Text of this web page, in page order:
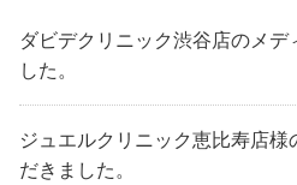
ダビデクリニック渋谷店のメデ
した。
ジュエルクリニック恵比寿店様
だきました。